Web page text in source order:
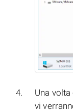
Una
vi